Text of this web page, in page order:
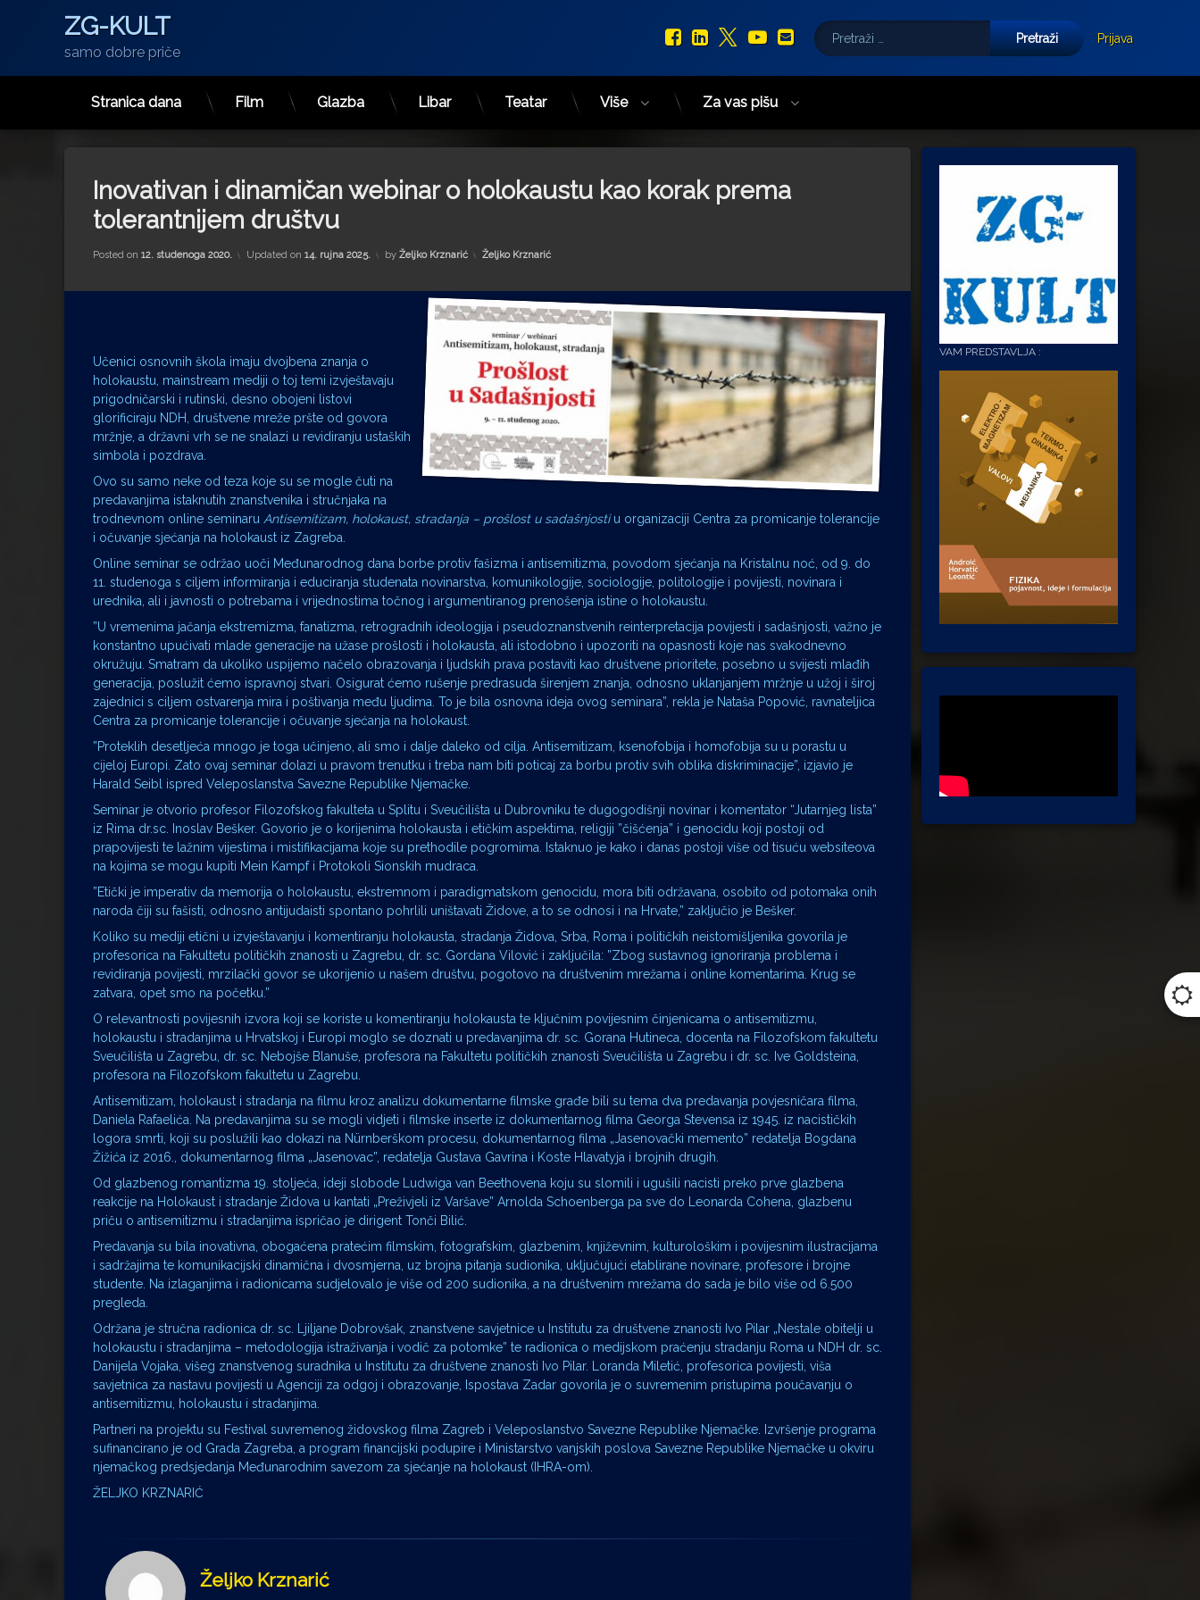
Preskoči
ZG-KULT
samo dobre priče
Facebook
LinkedIn
X.com
YouTube
E-mail
Pretraži:
Prijava
Stranica dana Film Glazba Libar Teatar Više Za vas pišu
Inovativan i dinamičan webinar o holokaustu kao korak prema
tolerantnijem društvu
Posted on 12. studenoga 2020. Updated on 14. rujna 2025. by Željko Krznarić Kategorije:
Željko Krznarić
Učenici osnovnih škola imaju dvojbena znanja o
holokaustu, mainstream mediji o toj temi izvještavaju
prigodničarski i rutinski, desno obojeni listovi
glorificiraju NDH, društvene mreže pršte od govora
mržnje, a državni vrh se ne snalazi u revidiranju ustaških
simbola i pozdrava.
Ovo su samo neke od teza koje su se mogle čuti na
predavanjima istaknutih znanstvenika i stručnjaka na
trodnevnom online seminaru Antisemitizam, holokaust, stradanja – prošlost u sadašnjostiu organizaciji Centra za promicanje tolerancije
i očuvanje sjećanja na holokaust iz Zagreba.
Online seminar se održao uoči Međunarodnog dana borbe protiv fašizma i antisemitizma, povodom sjećanja na Kristalnu noć, od 9. do
11. studenoga s ciljem informiranja i educiranja studenata novinarstva, komunikologije, sociologije, politologije i povijesti, novinara i
urednika, ali i javnosti o potrebama i vrijednostima točnog i argumentiranog prenošenja istine o holokaustu.
”U vremenima jačanja ekstremizma, fanatizma, retrogradnih ideologija i pseudoznanstvenih reinterpretacija povijesti i sadašnjosti, važno je
konstantno upućivati mlade generacije na užase prošlosti i holokausta, ali istodobno i upozoriti na opasnosti koje nas svakodnevno
okružuju. Smatram da ukoliko uspijemo načelo obrazovanja i ljudskih prava postaviti kao društvene prioritete, posebno u svijesti mlađih
generacija, poslužit ćemo ispravnoj stvari. Osigurat ćemo rušenje predrasuda širenjem znanja, odnosno uklanjanjem mržnje u užoj i široj
zajednici s ciljem ostvarenja mira i poštivanja među ljudima. To je bila osnovna ideja ovog seminara”, rekla je Nataša Popović, ravnateljica
Centra za promicanje tolerancije i očuvanje sjećanja na holokaust.
”Proteklih desetljeća mnogo je toga učinjeno, ali smo i dalje daleko od cilja. Antisemitizam, ksenofobija i homofobija su u porastu u
cijeloj Europi. Zato ovaj seminar dolazi u pravom trenutku i treba nam biti poticaj za borbu protiv svih oblika diskriminacije”, izjavio je
Harald Seibl ispred Veleposlanstva Savezne Republike Njemačke.
Seminar je otvorio profesor Filozofskog fakulteta u Splitu i Sveučilišta u Dubrovniku te dugogodišnji novinar i komentator “Jutarnjeg lista”
iz Rima dr.sc. Inoslav Bešker. Govorio je o korijenima holokausta i etičkim aspektima, religiji ”čišćenja” i genocidu koji postoji od
prapovijesti te lažnim vijestima i mistifikacijama koje su prethodile pogromima. Istaknuo je kako i danas postoji više od tisuću websiteova
na kojima se mogu kupiti Mein Kampf i Protokoli Sionskih mudraca.
”Etički je imperativ da memorija o holokaustu, ekstremnom i paradigmatskom genocidu, mora biti održavana, osobito od potomaka onih
naroda čiji su fašisti, odnosno antijudaisti spontano pohrlili uništavati Židove, a to se odnosi i na Hrvate,” zaključio je Bešker.
Koliko su mediji etični u izvještavanju i komentiranju holokausta, stradanja Židova, Srba, Roma i političkih neistomišljenika govorila je
profesorica na Fakultetu političkih znanosti u Zagrebu, dr. sc. Gordana Vilović i zaključila: ”Zbog sustavnog ignoriranja problema i
revidiranja povijesti, mrzilački govor se ukorijenio u našem društvu, pogotovo na društvenim mrežama i online komentarima. Krug se
zatvara, opet smo na početku.”
O relevantnosti povijesnih izvora koji se koriste u komentiranju holokausta te ključnim povijesnim činjenicama o antisemitizmu,
holokaustu i stradanjima u Hrvatskoj i Europi moglo se doznati u predavanjima dr. sc. Gorana Hutineca, docenta na Filozofskom fakultetu
Sveučilišta u Zagrebu, dr. sc. Nebojše Blanuše, profesora na Fakultetu političkih znanosti Sveučilišta u Zagrebu i dr. sc. Ive Goldsteina,
profesora na Filozofskom fakultetu u Zagrebu.
Antisemitizam, holokaust i stradanja na filmu kroz analizu dokumentarne filmske građe bili su tema dva predavanja povjesničara filma,
Daniela Rafaelića. Na predavanjima su se mogli vidjeti i filmske inserte iz dokumentarnog filma Georga Stevensa iz 1945. iz nacističkih
logora smrti, koji su poslužili kao dokazi na Nürnberškom procesu, dokumentarnog filma „Jasenovački memento” redatelja Bogdana
Žižića iz 2016., dokumentarnog filma „Jasenovac”, redatelja Gustava Gavrina i Koste Hlavatyja i brojnih drugih.
Od glazbenog romantizma 19. stoljeća, ideji slobode Ludwiga van Beethovena koju su slomili i ugušili nacisti preko prve glazbena
reakcije na Holokaust i stradanje Židova u kantati „Preživjeli iz Varšave” Arnolda Schoenberga pa sve do Leonarda Cohena, glazbenu
priču o antisemitizmu i stradanjima ispričao je dirigent Tonči Bilić.
Predavanja su bila inovativna, obogaćena pratećim filmskim, fotografskim, glazbenim, književnim, kulturološkim i povijesnim ilustracijama
i sadržajima te komunikacijski dinamična i dvosmjerna, uz brojna pitanja sudionika, uključujući etablirane novinare, profesore i brojne
studente. Na izlaganjima i radionicama sudjelovalo je više od 200 sudionika, a na društvenim mrežama do sada je bilo više od 6.500
pregleda.
Održana je stručna radionica dr. sc. Ljiljane Dobrovšak, znanstvene savjetnice u Institutu za društvene znanosti Ivo Pilar „Nestale obitelji u
holokaustu i stradanjima – metodologija istraživanja i vodič za potomke” te radionica o medijskom praćenju stradanju Roma u NDH dr. sc.
Danijela Vojaka, višeg znanstvenog suradnika u Institutu za društvene znanosti Ivo Pilar. Loranda Miletić, profesorica povijesti, viša
savjetnica za nastavu povijesti u Agenciji za odgoj i obrazovanje, Ispostava Zadar govorila je o suvremenim pristupima poučavanju o
antisemitizmu, holokaustu i stradanjima.
Partneri na projektu su Festival suvremenog židovskog filma Zagreb i Veleposlanstvo Savezne Republike Njemačke. Izvršenje programa
sufinancirano je od Grada Zagreba, a program financijski podupire i Ministarstvo vanjskih poslova Savezne Republike Njemačke u okviru
njemačkog predsjedanja Međunarodnim savezom za sjećanje na holokaust (IHRA-om).
ŽELJKO KRZNARIĆ
Željko Krznarić
VAM PREDSTAVLJA :